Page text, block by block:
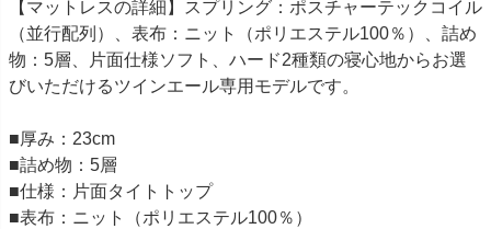
【マットレスの詳細】スプリング：ポスチャーテックコイル
（並行配列）、表布：ニット（ポリエステル100％）、詰め
物：5層、片面仕様ソフト、ハード2種類の寝心地からお選
びいただけるツインエール専用モデルです。
■厚み：23cm
■詰め物：5層
■仕様：片面タイトトップ
■表布：ニット（ポリエステル100％）